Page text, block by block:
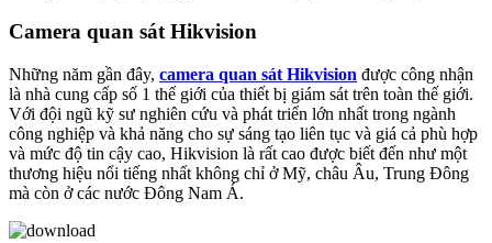
Camera quan sát Hikvision
Những năm gần đây, camera quan sát Hikvision được công nhận
là nhà cung cấp số 1 thế giới của thiết bị giám sát trên toàn thế giới.
Với đội ngũ kỹ sư nghiên cứu và phát triển lớn nhất trong ngành
công nghiệp và khả năng cho sự sáng tạo liên tục và giá cả phù hợp
và mức độ tin cậy cao, Hikvision là rất cao được biết đến như một
thương hiệu nổi tiếng nhất không chỉ ở Mỹ, châu Âu, Trung Đông
mà còn ở các nước Đông Nam Á.